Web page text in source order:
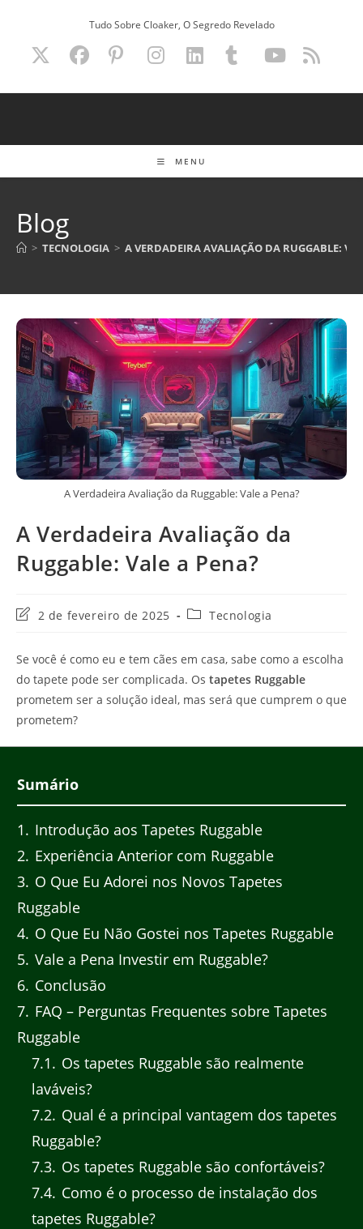
Tudo Sobre Cloaker, O Segredo Revelado
MENU
Blog
> TECNOLOGIA > A VERDADEIRA AVALIAÇÃO DA RUGGABLE:
A Verdadeira Avaliação da Ruggable: Vale a Pena?
A Verdadeira Avaliação da
Ruggable: Vale a Pena?
Última
post:
2 de fevereiro de 2025
Categoria
Tecnologia
Se você é como eu e tem cães em casa, sabe como a escolha
do tapete pode ser complicada. Os tapetes Ruggable
prometem ser a solução ideal, mas será que cumprem o que
prometem?
Sumário
1
Introdução aos Tapetes Ruggable
2 Experiência Anterior com Ruggable
3 O Que Eu Adorei nos Novos Tapetes
Ruggable
4 O Que Eu Não Gostei nos Tapetes Ruggable
5 Vale a Pena Investir em Ruggable?
6 Conclusão
7 FAQ – Perguntas Frequentes sobre Tapetes
Ruggable
7.1
Os tapetes Ruggable são realmente
laváveis?
7.2 Qual é a principal vantagem dos tapetes
Ruggable?
7.3 Os tapetes Ruggable são confortáveis?
7.4 Como é o processo de instalação dos
tapetes Ruggable?